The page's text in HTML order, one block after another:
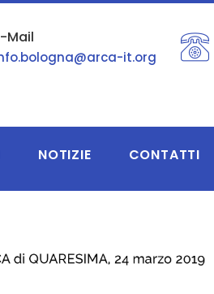
Mail
it.org
NOTIZIE CONTATTI